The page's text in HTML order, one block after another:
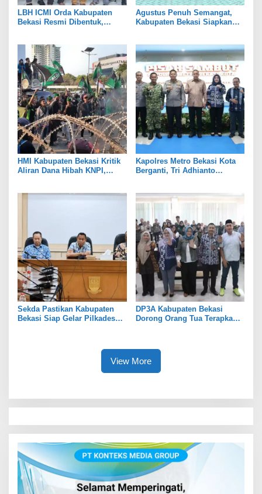
LBH ICMI Orda Kabupaten
Bekasi Resmi Dibentuk,
Agustus Penuh Semangat,
Kabupaten Bekasi Siapkan
HMI Kabupaten Bekasi Kritik
Aliran Dana Hibah KNPI,
Kapolres Metro Bekasi Kota
Berganti, Tri Adhianto
Sekda Pastikan Kabupaten
Bekasi Siap Gelar Pilkades
DP3A Kabupaten Bekasi
Dorong Orang Tua Terapkan
View More